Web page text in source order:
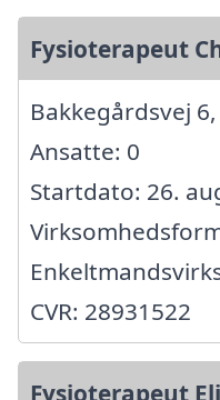
Fysioterapeut
Bakkegårdsvej
Ansatte: 0
Startdato: 26.
CVR: 28931522
Fysioterapeut